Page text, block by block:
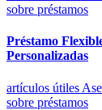
sobre préstamos
Préstamo
Personalizadas
artículos útiles
sobre préstamos